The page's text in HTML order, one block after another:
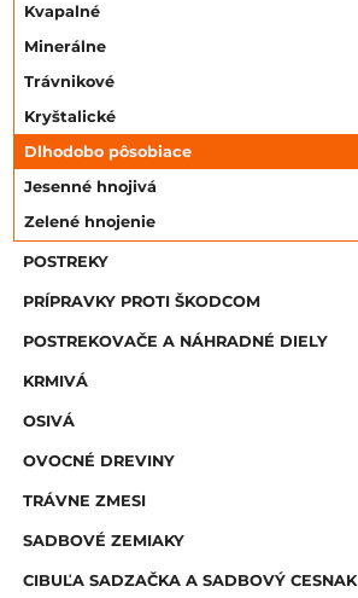
Kvapalné
Minerálne
Trávnikové
Kryštalické
Dlhodobo pôsobiace
Jesenné hnojivá
Zelené hnojenie
POSTREKY
PRÍPRAVKY PROTI ŠKODCOM
POSTREKOVAČE A NÁHRADNÉ DIELY
KRMIVÁ
OSIVÁ
OVOCNÉ DREVINY
TRÁVNE ZMESI
SADBOVÉ ZEMIAKY
CIBUĽA SADZAČKA A SADBOVÝ CESNAK